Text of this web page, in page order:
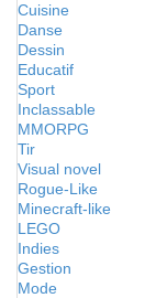
Cuisine
Danse
Dessin
Educatif
Sport
Inclassable
MMORPG
Tir
Visual novel
Rogue-Like
Minecraft-like
LEGO
Indies
Gestion
Mode